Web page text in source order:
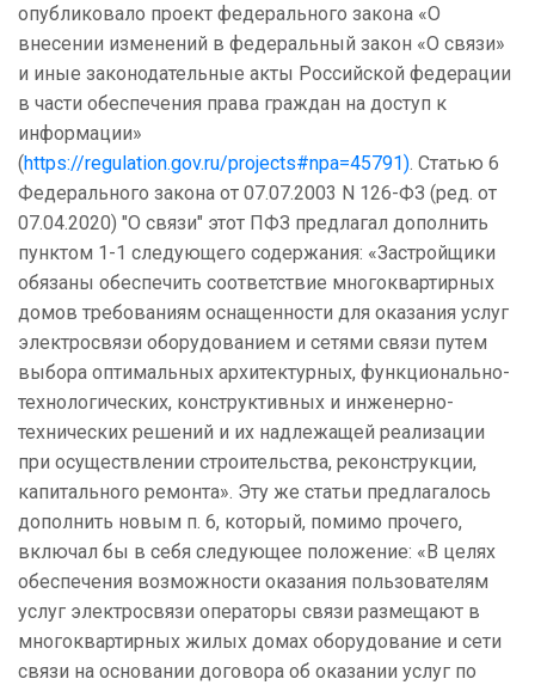
опубликовало проект федерального закона «О
внесении изменений в федеральный закон «О связи»
и иные законодательные акты Российской федерации
в части обеспечения права граждан на доступ к
информации»
(https://regulation.gov.ru/projects#npa=45791). Статью 6
Федерального закона от 07.07.2003 N 126-ФЗ (ред. от
07.04.2020) "О связи" этот ПФЗ предлагал дополнить
пунктом 1-1 следующего содержания: «Застройщики
обязаны обеспечить соответствие многоквартирных
домов требованиям оснащенности для оказания услуг
электросвязи оборудованием и сетями связи путем
выбора оптимальных архитектурных, функционально-
технологических, конструктивных и инженерно-
технических решений и их надлежащей реализации
при осуществлении строительства, реконструкции,
капитального ремонта». Эту же статьи предлагалось
дополнить новым п. 6, который, помимо прочего,
включал бы в себя следующее положение: «В целях
обеспечения возможности оказания пользователям
услуг электросвязи операторы связи размещают в
многоквартирных жилых домах оборудование и сети
связи на основании договора об оказании услуг по